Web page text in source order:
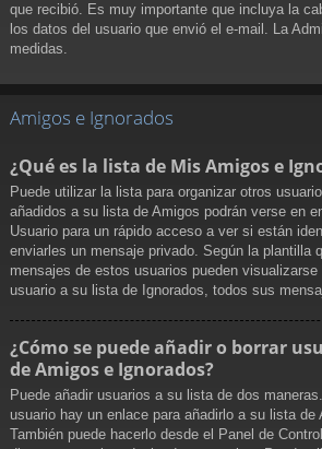
que recibió. Es muy importante que incluya la
los datos del usuario que envió el e-mail. La
medidas.
Amigos e Ignorados
¿Qué es la lista de Mis Amigos e
Puede utilizar la lista para organizar otros
añadidos a su lista de Amigos podrán verse en
Usuario para un rápido acceso a ver si están
enviarles un mensaje privado. Según la plantilla
mensajes de estos usuarios pueden
usuario a su lista de Ignorados, todos sus
¿Cómo se puede añadir o borrar
de Amigos e Ignorados?
Puede añadir usuarios a su lista de dos
usuario hay un enlace para añadirlo a su lista de
También puede hacerlo desde el Panel de